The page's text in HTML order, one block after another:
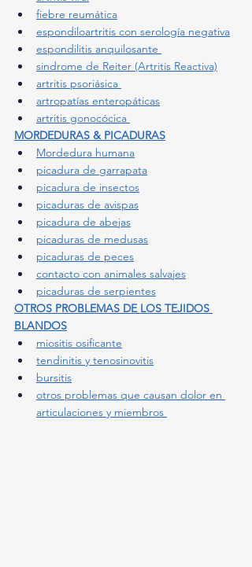
fiebre reumática
espondiloartritis con serología negativa
espondilitis anquilosante
sindrome de Reiter (Artritis Reactiva)
artritis psoriásica
artropatías enteropáticas
artritis gonocócica
MORDEDURAS & PICADURAS
Mordedura humana
picadura de garrapata
picadura de insectos
picaduras de avispas
picadura de abejas
picaduras de medusas
picaduras de peces
contacto con animales salvajes
picaduras de serpientes
OTROS PROBLEMAS DE LOS TEJIDOS
BLANDOS
miositis osificante
tendinitis y tenosinovitis
bursitis
otros problemas que causan dolor en
articulaciones y miembros